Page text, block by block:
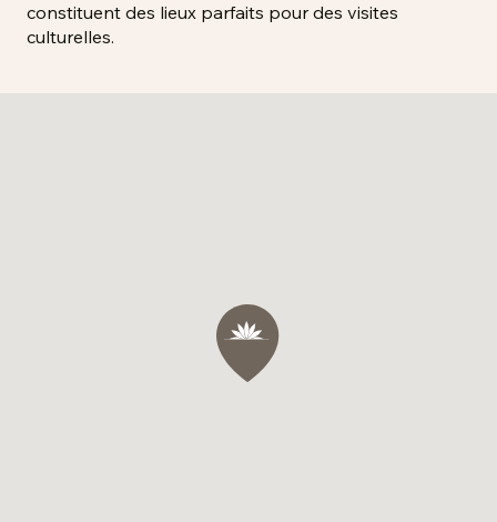
constituent des lieux parfaits pour des visites
culturelles.